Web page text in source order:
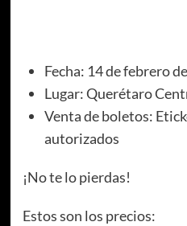
Fecha: 14 de febrero
Lugar: Querétaro
Venta de boletos:
autorizados
¡No te lo pierdas!
Estos son los precios: